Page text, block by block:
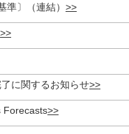
〕（連結）
に関するお知らせ
Forecasts